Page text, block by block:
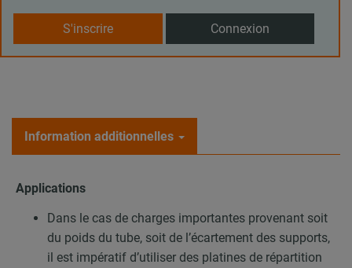
S'inscrire Connexion
Information additionnelles
Applications
Dans le cas de charges importantes provenant soit
du poids du tube, soit de l’écartement des supports,
il est impératif d’utiliser des platines de répartition